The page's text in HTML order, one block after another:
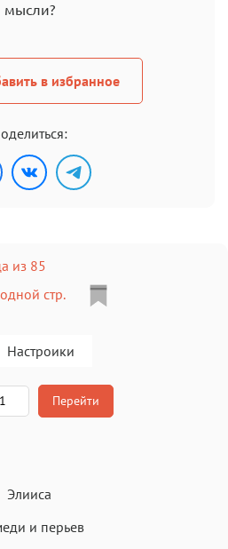
мысли?
в избранное
из 85
стр.
Настроики
Перейти
Элииса
и перьев